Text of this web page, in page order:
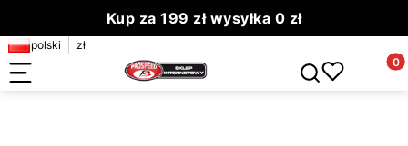
Kup za 199 zł wysyłka 0 zł
polski zł
Otwórz